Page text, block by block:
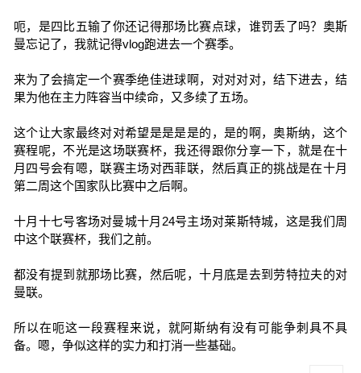
呃，是四比五输了你还记得那场比赛点球，谁罚丢了吗？奥斯
曼忘记了，我就记得vlog跑进去一个赛季。
来为了会搞定一个赛季绝佳进球啊，对对对对，结下进去，结
果为他在主力阵容当中续命，又多续了五场。
这个让大家最终对对希望是是是是的，是的啊，奥斯纳，这个
赛程呢，不光是这场联赛杯，我还得跟你分享一下，就是在十
月四号会有嗯，联赛主场对西菲联，然后真正的挑战是在十月
第二周这个国家队比赛中之后啊。
十月十七号客场对曼城十月24号主场对莱斯特城，这是我们周
中这个联赛杯，我们之前。
都没有提到就那场比赛，然后呢，十月底是去到劳特拉夫的对
曼联。
所以在呃这一段赛程来说，就阿斯纳有没有可能争刺具不具
备。嗯，争似这样的实力和打消一些基础。